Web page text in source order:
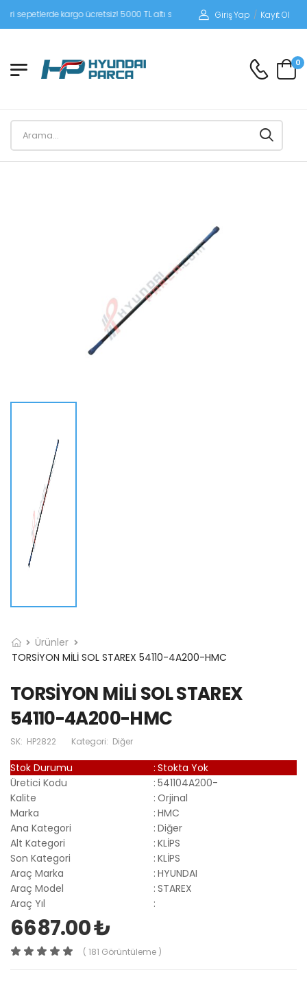
kargo ücretsiz! 5000 TL altı siparişlerinizde siparişleriniz alıcı
Giriş Yap / Kayıt Ol
0
Ürünler
TORSİYON MİLİ SOL STAREX 54110-4A200-HMC
TORSİYON MİLİ SOL STAREX
54110-4A200-HMC
SK: HP2822 Kategori: Diğer
Stok Durumu : Stokta Yok
Üretici Kodu
: 541104A200-
Kalite
: Orjinal
Marka
: HMC
Ana Kategori
: Diğer
Alt Kategori
: KLİPS
Son Kategori
: KLİPS
Araç Marka
: HYUNDAI
Araç Model
: STAREX
Araç Yıl
:
6687.00 ₺
( 181 Görüntüleme )